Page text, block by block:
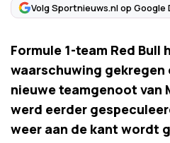
Volg Sportnieuws.nl op Google
Formule 1-team Red Bull
waarschuwing gekregen
nieuwe teamgenoot van
werd eerder
weer aan de kant wordt